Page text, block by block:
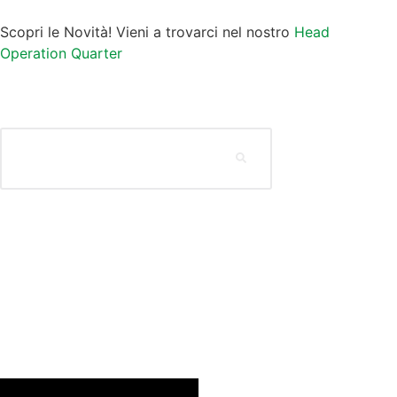
Scopri le Novità! Vieni a trovarci nel nostro Head
Operation Quarter